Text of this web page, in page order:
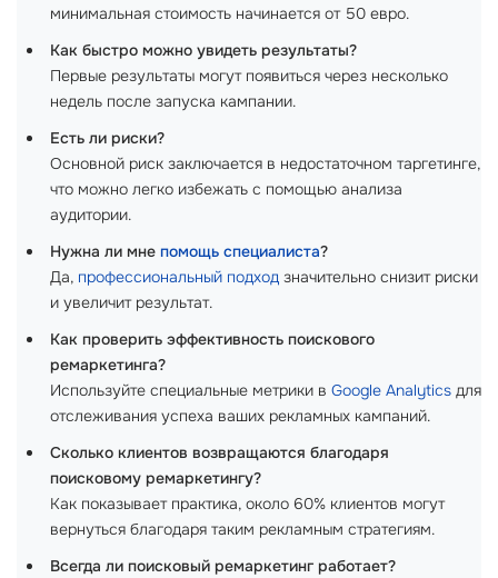
минимальная стоимость начинается от 50 евро.
Как быстро можно увидеть результаты?
Первые результаты могут появиться через несколько
недель после запуска кампании.
Есть ли риски?
Основной риск заключается в недостаточном таргетинге,
что можно легко избежать с помощью анализа
аудитории.
Нужна ли мне помощь специалиста?
Да, профессиональный подход значительно снизит риски
и увеличит результат.
Как проверить эффективность поискового
ремаркетинга?
Используйте специальные метрики в Google Analytics для
отслеживания успеха ваших рекламных кампаний.
Сколько клиентов возвращаются благодаря
поисковому ремаркетингу?
Как показывает практика, около 60% клиентов могут
вернуться благодаря таким рекламным стратегиям.
Всегда ли поисковый ремаркетинг работает?